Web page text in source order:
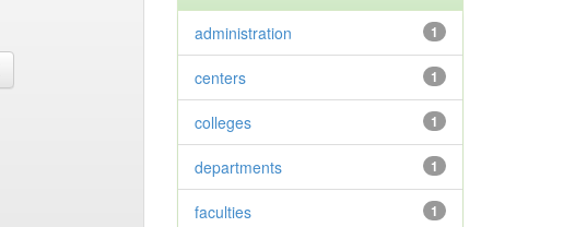
1
administration
1
centers
1
colleges
1
departments
1
faculties